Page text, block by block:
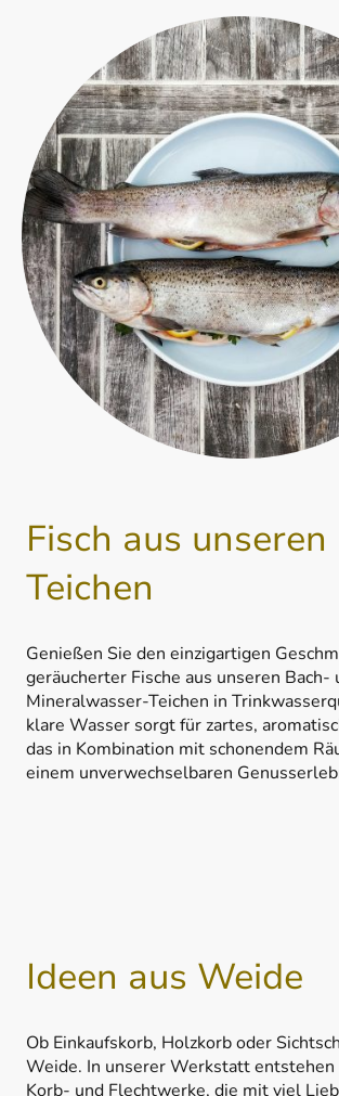
Fisch aus unseren
Teichen
Genießen Sie den einzigartigen
geräucherter Fische aus unseren Bach-
Mineralwasser-Teichen in
klare Wasser sorgt für zartes,
das in Kombination mit schonendem
einem unverwechselbaren
Ideen aus Weide
Ob Einkaufskorb, Holzkorb oder
Weide. In unserer Werkstatt
Korb- und Flechtwerke, die mit viel